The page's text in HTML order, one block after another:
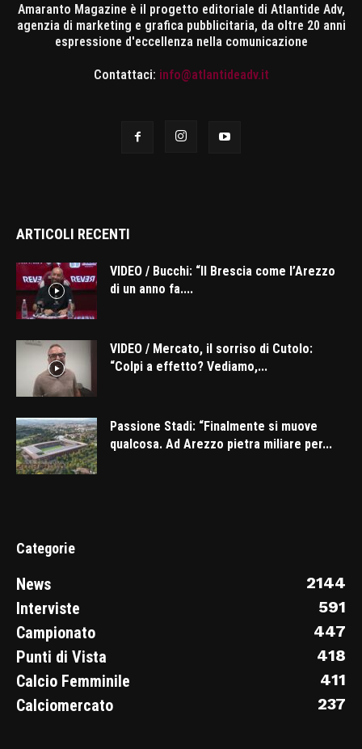
Amaranto Magazine è il progetto editoriale di Atlantide Adv,
agenzia di marketing e grafica pubblicitaria, da oltre 20 anni
espressione d'eccellenza nella comunicazione
Contattaci: info@atlantideadv.it
ARTICOLI RECENTI
VIDEO / Bucchi: “Il Brescia come l’Arezzo
di un anno fa....
VIDEO / Mercato, il sorriso di Cutolo:
“Colpi a effetto? Vediamo,...
Passione Stadi: “Finalmente si muove
qualcosa. Ad Arezzo pietra miliare per...
Categorie
News
2144
Interviste
591
Campionato
447
Punti di Vista
418
Calcio Femminile
411
Calciomercato
237